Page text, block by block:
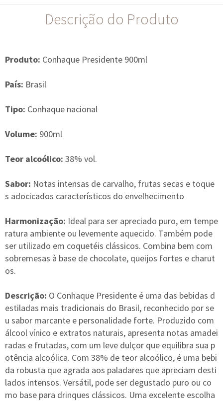
Descrição do Produto
Produto: Conhaque Presidente 900ml
País: Brasil
Tipo: Conhaque nacional
Volume: 900ml
Teor alcoólico: 38% vol.
Sabor: Notas intensas de carvalho, frutas secas e toque
s adocicados característicos do envelhecimento
Harmonização: Ideal para ser apreciado puro, em tempe
ratura ambiente ou levemente aquecido. Também pode
ser utilizado em coquetéis clássicos. Combina bem com
sobremesas à base de chocolate, queijos fortes e charut
os.
Descrição: O Conhaque Presidente é uma das bebidas d
estiladas mais tradicionais do Brasil, reconhecido por se
u sabor marcante e personalidade forte. Produzido com
álcool vínico e extratos naturais, apresenta notas amadei
radas e frutadas, com um leve dulçor que equilibra sua p
otência alcoólica. Com 38% de teor alcoólico, é uma bebi
da robusta que agrada aos paladares que apreciam desti
lados intensos. Versátil, pode ser degustado puro ou co
mo base para drinques clássicos. Uma excelente escolha